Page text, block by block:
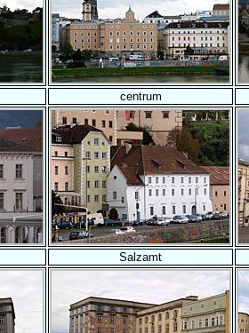
centrum
Salzamt